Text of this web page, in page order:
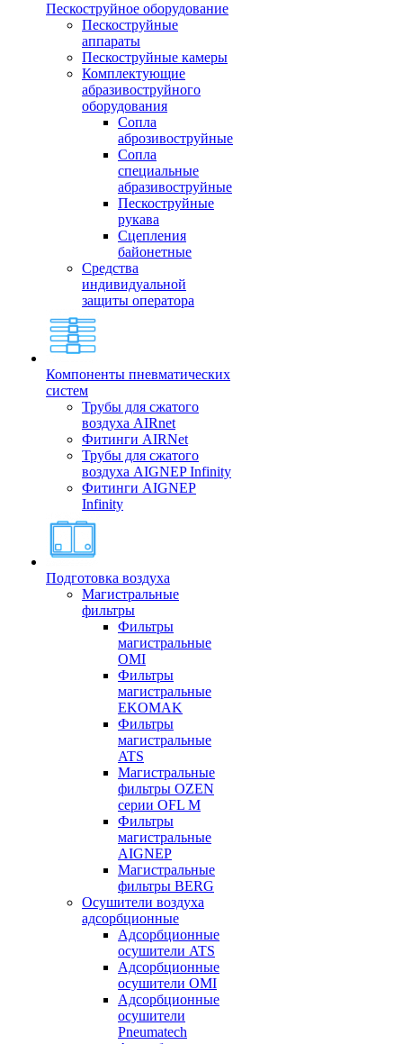
Пескоструйное оборудование
Пескоструйные
аппараты
Пескоструйные камеры
Комплектующие
абразивоструйного
оборудования
Сопла
аброзивоструйные
Сопла
специальные
абразивоструйные
Пескоструйные
рукава
Сцепления
байонетные
Средства
индивидуальной
защиты оператора
Компоненты пневматических
систем
Трубы для сжатого
воздуха AIRnet
Фитинги AIRNet
Трубы для сжатого
воздуха AIGNEP Infinity
Фитинги AIGNEP
Infinity
Подготовка воздуха
Магистральные
фильтры
Фильтры
магистральные
OMI
Фильтры
магистральные
EKOMAK
Фильтры
магистральные
ATS
Магистральные
фильтры OZEN
серии OFL M
Фильтры
магистральные
AIGNEP
Магистральные
фильтры BERG
Осушители воздуха
адсорбционные
Адсорбционные
осушители ATS
Адсорбционные
осушители OMI
Адсорбционные
осушители
Pneumatech